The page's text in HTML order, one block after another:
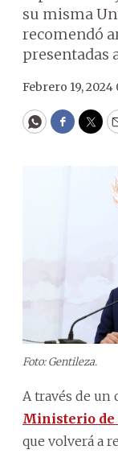
su misma
recomendó
presentadas
Febrero 19, 2024
WhatsApp
Foto: Gentileza.
A través de un
Ministerio de
que volverá a